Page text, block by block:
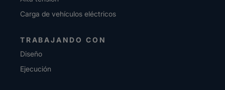
Carga de vehículos eléctricos
TRABAJANDO CON
Diseño
Ejecución